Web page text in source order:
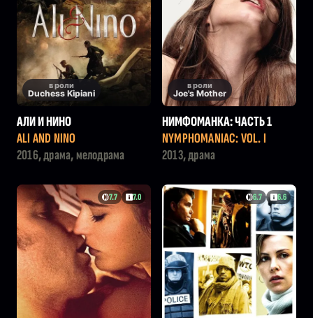
в роли
Duchess Kipiani
АЛИ И НИНО
ALI AND NINO
2016, драма, мелодрама
в роли
Joe's Mother
НИМФОМАНКА: ЧАСТЬ 1
NYMPHOMANIAC: VOL. I
2013, драма
7.7 7.0 6.7 6.6